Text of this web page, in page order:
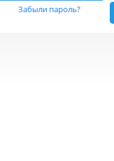
Забыли пароль?